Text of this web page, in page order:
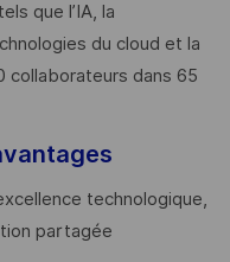
que l’IA, la
du cloud et la
collaborateurs dans 65
technologique,
partagée